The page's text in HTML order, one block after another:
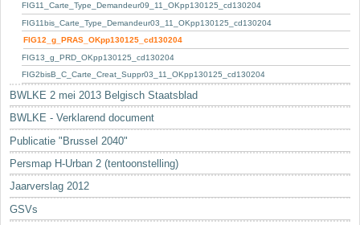
FIG11_Carte_Type_Demandeur09_11_OKpp130125_cd130204
FIG11bis_Carte_Type_Demandeur03_11_OKpp130125_cd130204
FIG12_g_PRAS_OKpp130125_cd130204
FIG13_g_PRD_OKpp130125_cd130204
FIG2bisB_C_Carte_Creat_Suppr03_11_OKpp130125_cd130204
BWLKE 2 mei 2013 Belgisch Staatsblad
BWLKE - Verklarend document
Publicatie "Brussel 2040"
Persmap H-Urban 2 (tentoonstelling)
Jaarverslag 2012
GSVs